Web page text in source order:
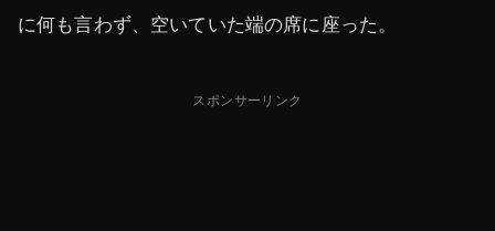
に何も言わず、空いていた端の席に座った。
スポンサーリンク